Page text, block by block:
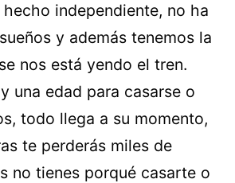
independiente, no ha
y además tenemos la
nos está yendo el tren.
una edad para casarse o
todo llega a su momento,
te perderás miles de
no tienes porqué casarte o